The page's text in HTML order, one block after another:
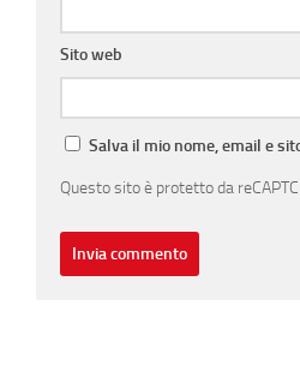
Sito web
Salva il mio nome, email e
Questo sito è protetto da